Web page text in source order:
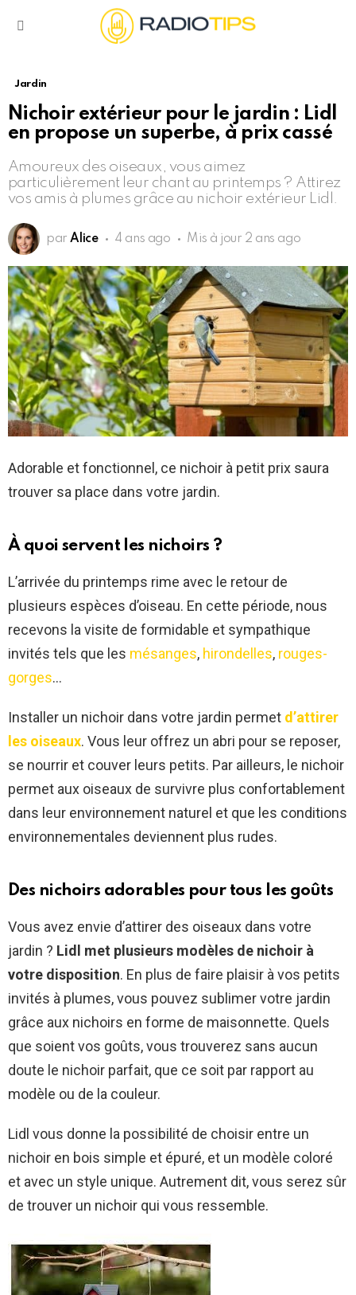
Jardin
Nichoir extérieur pour le jardin : Lidl
en propose un superbe, à prix cassé
Amoureux des oiseaux, vous aimez
particulièrement leur chant au printemps ? Attirez
vos amis à plumes grâce au nichoir extérieur Lidl.
par Alice 4 ans ago Mis à jour 2 ans ago
Adorable et fonctionnel, ce nichoir à petit prix saura
trouver sa place dans votre jardin.
À quoi servent les nichoirs ?
L’arrivée du printemps rime avec le retour de
plusieurs espèces d’oiseau. En cette période, nous
recevons la visite de formidable et sympathique
invités tels que les mésanges, hirondelles, rouges-
gorges…
Installer un nichoir dans votre jardin permet d’attirer
les oiseaux. Vous leur offrez un abri pour se reposer,
se nourrir et couver leurs petits. Par ailleurs, le nichoir
permet aux oiseaux de survivre plus confortablement
dans leur environnement naturel et que les conditions
environnementales deviennent plus rudes.
Des nichoirs adorables pour tous les goûts
Vous avez envie d’attirer des oiseaux dans votre
jardin ? Lidl met plusieurs modèles de nichoir à
votre disposition. En plus de faire plaisir à vos petits
invités à plumes, vous pouvez sublimer votre jardin
grâce aux nichoirs en forme de maisonnette. Quels
que soient vos goûts, vous trouverez sans aucun
doute le nichoir parfait, que ce soit par rapport au
modèle ou de la couleur.
Lidl vous donne la possibilité de choisir entre un
nichoir en bois simple et épuré, et un modèle coloré
et avec un style unique. Autrement dit, vous serez sûr
de trouver un nichoir qui vous ressemble.